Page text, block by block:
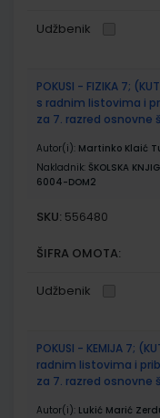
Udžbenik
POKUSI - FIZIKA 7;
s radnim listovima i
za 7. razred osnovne
Autor(i): Martinko Klaić
Nakladnik: ŠKOLSKA
6004-DOM2
SKU: 556480
ŠIFRA OMOTA:
Udžbenik
POKUSI - KEMIJA 7;
radnim listovima i
za 7. razred osnovne
Autor(i): Lukić Marić